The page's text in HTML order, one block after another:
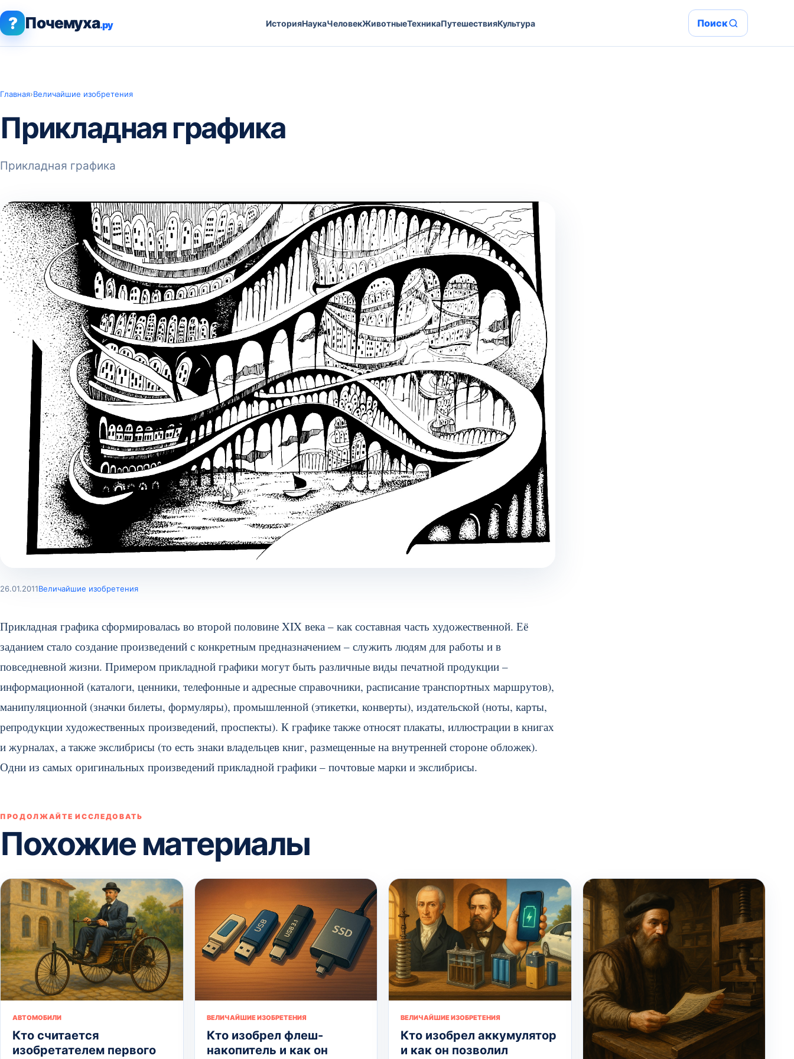
? Почемуха.ру ИсторияНаукаЧеловекЖивотныеТехникаПутешествияКультура Поиск
Главная›Величайшие изобретения
Прикладная графика
Прикладная графика
26.01.2011Величайшие изобретения
Прикладная графика сформировалась во второй половине XIX века – как составная часть художественной. Её
заданием стало создание произведений с конкретным предназначением – служить людям для работы и в
повседневной жизни. Примером прикладной графики могут быть различные виды печатной продукции –
информационной (каталоги, ценники, телефонные и адресные справочники, расписание транспортных маршрутов),
манипуляционной (значки билеты, формуляры), промышленной (этикетки, конверты), издательской (ноты, карты,
репродукции художественных произведений, проспекты). К графике также относят плакаты, иллюстрации в книгах
и журналах, а также экслибрисы (то есть знаки владельцев книг, размещенные на внутренней стороне обложек).
Одни из самых оригинальных произведений прикладной графики – почтовые марки и экслибрисы.
ПРОДОЛЖАЙТЕ ИССЛЕДОВАТЬ
Похожие материалы
АВТОМОБИЛИ
Кто считается
изобретателем первого
ВЕЛИЧАЙШИЕ ИЗОБРЕТЕНИЯ
Кто изобрел флеш-
накопитель и как он
ВЕЛИЧАЙШИЕ ИЗОБРЕТЕНИЯ
Кто изобрел аккумулятор
и как он позволил